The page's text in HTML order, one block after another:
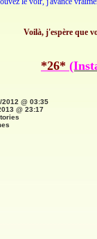
Voilà, j'espère que
*26*
2012 @ 03:35
@ 23:17